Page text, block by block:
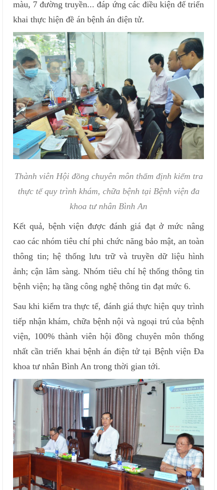
màu, 7 đường truyền... đáp ứng các điều kiện để triển
khai thực hiện đề án bệnh án điện tử.
Thành viên Hội đồng chuyên môn thẩm định kiểm tra
thực tế quy trình khám, chữa bệnh tại Bệnh viện đa
khoa tư nhân Bình An
Kết quả, bệnh viện được đánh giá đạt ở mức nâng
cao các nhóm tiêu chí phi chức năng bảo mật, an toàn
thông tin; hệ thống lưu trữ và truyền dữ liệu hình
ảnh; cận lâm sàng. Nhóm tiêu chí hệ thống thông tin
bệnh viện; hạ tầng công nghệ thông tin đạt mức 6.
Sau khi kiểm tra thực tế, đánh giá thực hiện quy trình
tiếp nhận khám, chữa bệnh nội và ngoại trú của bệnh
viện, 100% thành viên hội đồng chuyên môn thống
nhất cần triển khai bệnh án điện tử tại Bệnh viện Đa
khoa tư nhân Bình An trong thời gian tới.